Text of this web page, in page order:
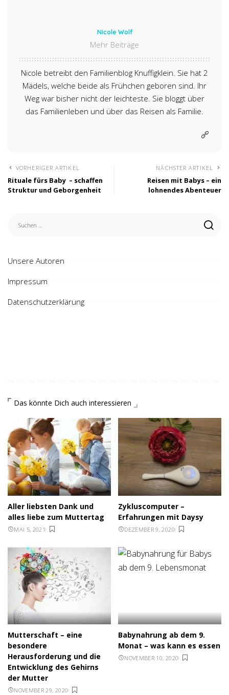
Nicole Wolf
Mehr Beiträge
Nicole betreibt den Familienblog Knuffigklein. Sie hat 2
Mädels, welche beide als Frühchen geboren sind. Ihr
Weg war bisher nicht der leichteste. Sie bloggt über
das Familienleben und über das Reisen als Familie.
VORHERIGER ARTIKEL
Rituale fürs Baby – schaffen
Struktur und Geborgenheit
NÄCHSTER ARTIKEL
Reisen mit Babys – ein
lohnendes Abenteuer
Unsere Autoren
Impressum
Datenschutzerklärung
Das könnte Dich auch interessieren
Aller liebsten Dank und
alles liebe zum Muttertag
MAI 5, 2021
Zykluscomputer –
Erfahrungen mit Daysy
DEZEMBER 9, 2020
Mutterschaft – eine
besondere
Herausforderung und die
Entwicklung des Gehirns
der Mutter
NOVEMBER 29, 2020
Babynahrung ab dem 9.
Monat – was kann es essen
NOVEMBER 10, 2020